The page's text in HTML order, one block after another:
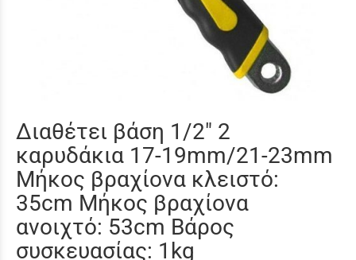
Διαθέτει βάση 1/2″ 2
καρυδάκια 17-19mm/21-23mm
Μήκος βραχίονα κλειστό:
35cm Μήκος βραχίονα
ανοιχτό: 53cm Βάρος
συσκευασίας: 1kg